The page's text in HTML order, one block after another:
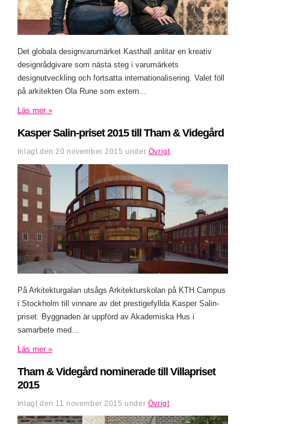
Det globala designvarumärket Kasthall anlitar en kreativ
designrådgivare som nästa steg i varumärkets
designutveckling och fortsatta internationalisering. Valet föll
på arkitekten Ola Rune som extern...
Läs mer »
Kasper Salin-priset 2015 till Tham & Videgård
Inlagt den 20 november 2015 under Övrigt.
På Arkitekturgalan utsågs Arkitekturskolan på KTH Campus
i Stockholm till vinnare av det prestigefyllda Kasper Salin-
priset. Byggnaden är uppförd av Akademiska Hus i
samarbete med...
Läs mer »
Tham & Videgård nominerade till Villapriset
2015
Inlagt den 11 november 2015 under Övrigt.